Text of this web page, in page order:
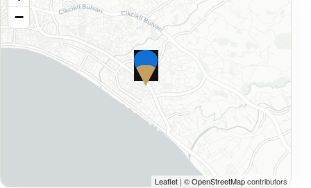
−
Leaflet | ©OpenStreetMapcontributors